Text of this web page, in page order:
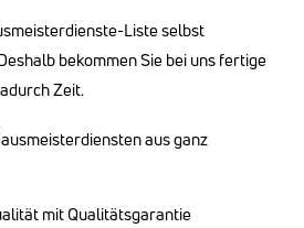
Liste selbst
bekommen Sie bei uns fertige
Zeit.
aus ganz
mit Qualitätsgarantie